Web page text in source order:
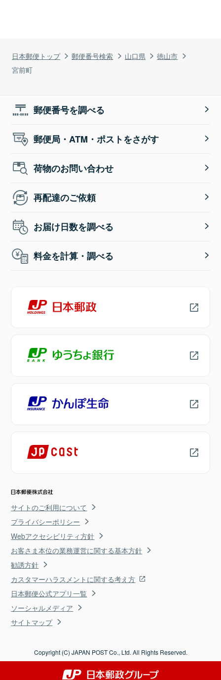
日本郵便トップ 郵便番号検索 山口県
徳山市
宮前町
郵便番号を調べる
郵便局・ATM・ポストをさがす
荷物のお問い合わせ
再配達のご依頼
お届け日数を調べる
料金を計算・調べる
サイトのご利用について
プライバシーポリシー
Webアクセシビリティ方針
お客さま本位の業務運営に関する基本方針
勧誘方針
カスタマーハラスメントに関する考え方
日本郵便公式アプリ一覧
ソーシャルメディア
サイトマップ
Copyright (C) JAPAN POST Co., Ltd. All Rights Reserved.